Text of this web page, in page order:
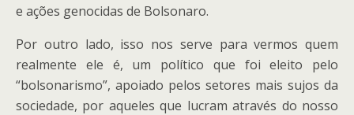
e ações genocidas de Bolsonaro.
Por outro lado, isso nos serve para vermos quem
realmente ele é, um político que foi eleito pelo
“bolsonarismo”, apoiado pelos setores mais sujos da
sociedade, por aqueles que lucram através do nosso